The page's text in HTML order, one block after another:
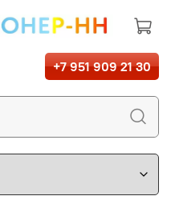
+7 951 909 21 30